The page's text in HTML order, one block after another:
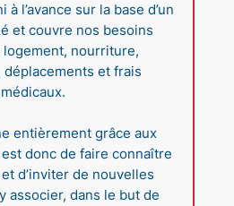
l’avance sur la base d’un
et couvre nos besoins
nourriture,
déplacements et frais
médicaux.
entièrement grâce aux
donc de faire connaître
d’inviter de nouvelles
associer, dans le but de